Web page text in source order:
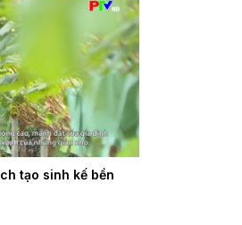
tạo sinh kế bền